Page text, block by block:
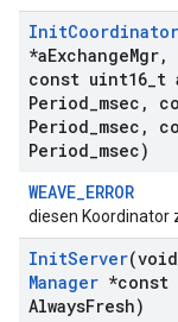
InitCoordinator
*aExchangeMgr,
const uint16 t
Period msec ,
Period msec ,
Period msec)
WEAVE_ERROR
diesen Koordinator
InitServer
Manager *const
AlwaysFresh)